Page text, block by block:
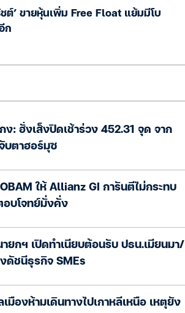
ชต์’ ขายหุ้นเพิ่ม Free Float แย้มมีโบ
ก
ง: ฮั่งเส็งปิดเช้าร่วง 452.31 จุด จาก
บตาฮอร์มุซ
ให้ Allianz GI การันตีไม่กระทบ
อบโจทย์มั่งคั่ง
ายกฯ เปิดทำเนียบต้อนรับ ปธน.เมียนมา/
ดัชนีธุรกิจ SMEs
มืองห้ามเดินทางไปเกาหลีเหนือ เหตุยัง